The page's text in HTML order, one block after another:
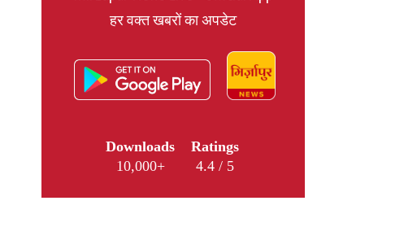
हर वक्त खबरों का अपडेट
Downloads
10,000+
Ratings
4.4 / 5